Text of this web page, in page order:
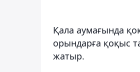
Қала аумағында
орындарға қоқыс
жатыр.